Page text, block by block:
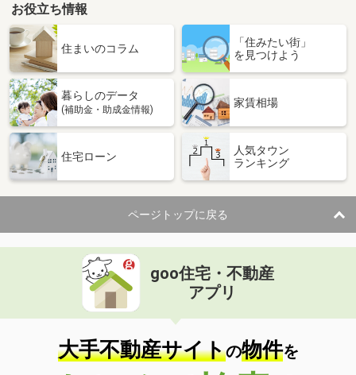
お役立ち情報
住まいのコラム
「住みたい街」
を見つけよう
暮らしのデータ
(補助金・助成金情報)
家賃相場
住宅ローン
人気タウン
ランキング
ページトップに戻る
goo住宅・不動産
アプリ
大手不動産サイトの物件を